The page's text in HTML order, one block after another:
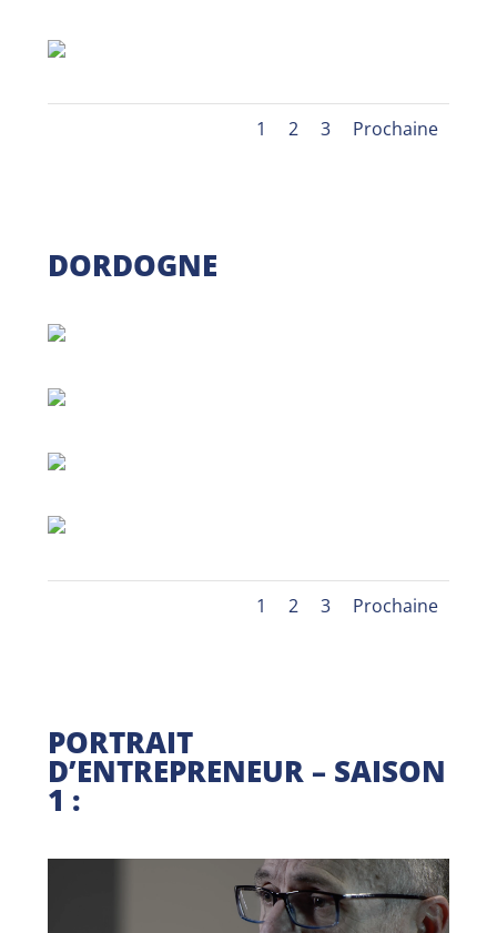
1 2 3 Prochaine
DORDOGNE
1 2 3 Prochaine
PORTRAIT
D’ENTREPRENEUR – SAISON
1 :